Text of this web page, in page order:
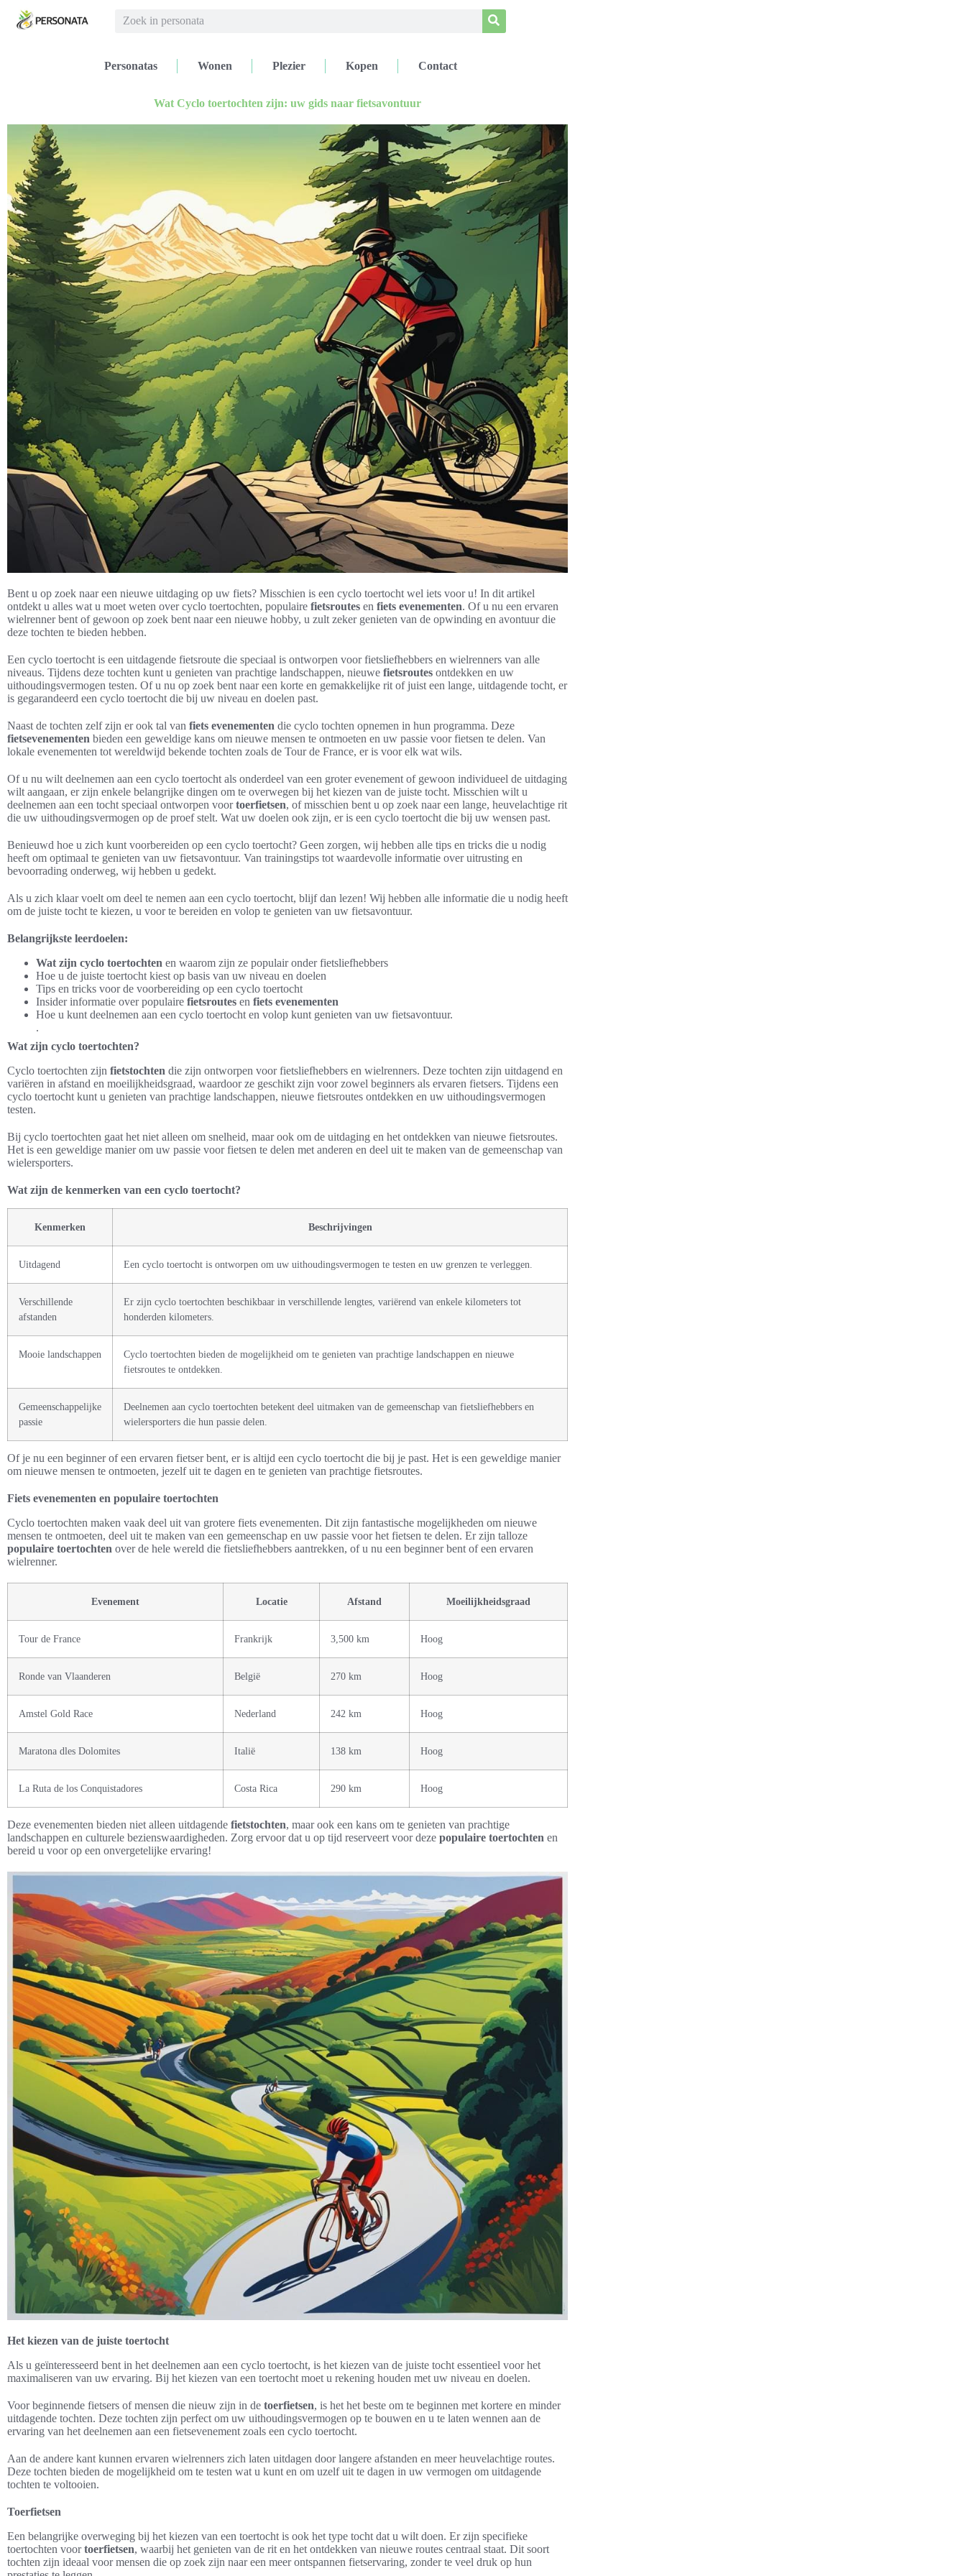
Personatas Wonen Plezier Kopen Contact
Wat Cyclo toertochten zijn: uw gids naar fietsavontuur
Bent u op zoek naar een nieuwe uitdaging op uw fiets? Misschien is een cyclo toertocht wel iets voor u! In dit artikel
ontdekt u alles wat u moet weten over cyclo toertochten, populaire fietsroutes en fiets evenementen. Of u nu een ervaren
wielrenner bent of gewoon op zoek bent naar een nieuwe hobby, u zult zeker genieten van de opwinding en avontuur die
deze tochten te bieden hebben.
Een cyclo toertocht is een uitdagende fietsroute die speciaal is ontworpen voor fietsliefhebbers en wielrenners van alle
niveaus. Tijdens deze tochten kunt u genieten van prachtige landschappen, nieuwe fietsroutes ontdekken en uw
uithoudingsvermogen testen. Of u nu op zoek bent naar een korte en gemakkelijke rit of juist een lange, uitdagende tocht, er
is gegarandeerd een cyclo toertocht die bij uw niveau en doelen past.
Naast de tochten zelf zijn er ook tal van fiets evenementen die cyclo tochten opnemen in hun programma. Deze
fietsevenementen bieden een geweldige kans om nieuwe mensen te ontmoeten en uw passie voor fietsen te delen. Van
lokale evenementen tot wereldwijd bekende tochten zoals de Tour de France, er is voor elk wat wils.
Of u nu wilt deelnemen aan een cyclo toertocht als onderdeel van een groter evenement of gewoon individueel de uitdaging
wilt aangaan, er zijn enkele belangrijke dingen om te overwegen bij het kiezen van de juiste tocht. Misschien wilt u
deelnemen aan een tocht speciaal ontworpen voortoerfietsen, of misschien bent u op zoek naar een lange, heuvelachtige rit
die uw uithoudingsvermogen op de proef stelt. Wat uw doelen ook zijn, er is een cyclo toertocht die bij uw wensen past.
Benieuwd hoe u zich kunt voorbereiden op een cyclo toertocht? Geen zorgen, wij hebben alle tips en tricks die u nodig
heeft om optimaal te genieten van uw fietsavontuur. Van trainingstips tot waardevolle informatie over uitrusting en
bevoorrading onderweg, wij hebben u gedekt.
Als u zich klaar voelt om deel te nemen aan een cyclo toertocht, blijf dan lezen! Wij hebben alle informatie die u nodig heeft
om de juiste tocht te kiezen, u voor te bereiden en volop te genieten van uw fietsavontuur.
Belangrijkste leerdoelen:
Wat zijn cyclo toertochten en waarom zijn ze populair onder fietsliefhebbers
Hoe u de juiste toertocht kiest op basis van uw niveau en doelen
Tips en tricks voor de voorbereiding op een cyclo toertocht
Insider informatie over populaire fietsroutes en fiets evenementen
Hoe u kunt deelnemen aan een cyclo toertocht en volop kunt genieten van uw fietsavontuur.
.
Wat zijn cyclo toertochten?
Cyclo toertochten zijn fietstochten die zijn ontworpen voor fietsliefhebbers en wielrenners. Deze tochten zijn uitdagend en
variëren in afstand en moeilijkheidsgraad, waardoor ze geschikt zijn voor zowel beginners als ervaren fietsers. Tijdens een
cyclo toertocht kunt u genieten van prachtige landschappen, nieuwe fietsroutes ontdekken en uw uithoudingsvermogen
testen.
Bij cyclo toertochten gaat het niet alleen om snelheid, maar ook om de uitdaging en het ontdekken van nieuwe fietsroutes.
Het is een geweldige manier om uw passie voor fietsen te delen met anderen en deel uit te maken van de gemeenschap van
wielersporters.
Wat zijn de kenmerken van een cyclo toertocht?
Kenmerken Beschrijvingen
Uitdagend Een cyclo toertocht is ontworpen om uw uithoudingsvermogen te testen en uw grenzen te verleggen.
Verschillende
afstanden
Er zijn cyclo toertochten beschikbaar in verschillende lengtes, variërend van enkele kilometers tot
honderden kilometers.
Mooie landschappen
Cyclo toertochten bieden de mogelijkheid om te genieten van prachtige landschappen en nieuwe
fietsroutes te ontdekken.
Gemeenschappelijke
passie
Deelnemen aan cyclo toertochten betekent deel uitmaken van de gemeenschap van fietsliefhebbers en
wielersporters die hun passie delen.
Of je nu een beginner of een ervaren fietser bent, er is altijd een cyclo toertocht die bij je past. Het is een geweldige manier
om nieuwe mensen te ontmoeten, jezelf uit te dagen en te genieten van prachtige fietsroutes.
Fiets evenementen en populaire toertochten
Cyclo toertochten maken vaak deel uit van grotere fiets evenementen. Dit zijn fantastische mogelijkheden om nieuwe
mensen te ontmoeten, deel uit te maken van een gemeenschap en uw passie voor het fietsen te delen. Er zijn talloze
populaire toertochten over de hele wereld die fietsliefhebbers aantrekken, of u nu een beginner bent of een ervaren
wielrenner.
Evenement Locatie Afstand Moeilijkheidsgraad
Tour de France Frankrijk 3,500 km Hoog
Ronde van Vlaanderen België 270 km Hoog
Amstel Gold Race Nederland 242 km Hoog
Maratona dles Dolomites Italië 138 km Hoog
La Ruta de los Conquistadores Costa Rica 290 km Hoog
Deze evenementen bieden niet alleen uitdagende fietstochten, maar ook een kans om te genieten van prachtige
landschappen en culturele bezienswaardigheden. Zorg ervoor dat u op tijd reserveert voor deze populaire toertochten en
bereid u voor op een onvergetelijke ervaring!
Het kiezen van de juiste toertocht
Als u geïnteresseerd bent in het deelnemen aan een cyclo toertocht, is het kiezen van de juiste tocht essentieel voor het
maximaliseren van uw ervaring. Bij het kiezen van een toertocht moet u rekening houden met uw niveau en doelen.
Voor beginnende fietsers of mensen die nieuw zijn in de toerfietsen, is het het beste om te beginnen met kortere en minder
uitdagende tochten. Deze tochten zijn perfect om uw uithoudingsvermogen op te bouwen en u te laten wennen aan de
ervaring van het deelnemen aan een fietsevenement zoals een cyclo toertocht.
Aan de andere kant kunnen ervaren wielrenners zich laten uitdagen door langere afstanden en meer heuvelachtige routes.
Deze tochten bieden de mogelijkheid om te testen wat u kunt en om uzelf uit te dagen in uw vermogen om uitdagende
tochten te voltooien.
Toerfietsen
Een belangrijke overweging bij het kiezen van een toertocht is ook het type tocht dat u wilt doen. Er zijn specifieke
toertochten voortoerfietsen, waarbij het genieten van de rit en het ontdekken van nieuwe routes centraal staat. Dit soort
tochten zijn ideaal voor mensen die op zoek zijn naar een meer ontspannen fietservaring, zonder te veel druk op hun